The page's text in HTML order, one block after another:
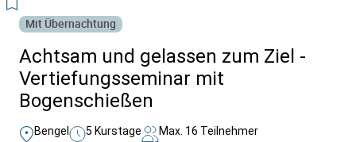
Mit Übernachtung
Achtsam und gelassen zum Ziel -
Vertiefungsseminar mit
Bogenschießen
Bengel 5 Kurstage Max. 16 Teilnehmer